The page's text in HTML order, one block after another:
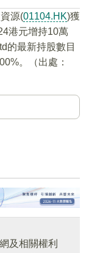
源(01104.HK)獲
港元增持10萬
的最新持股數目
。（出處：
及相關權利